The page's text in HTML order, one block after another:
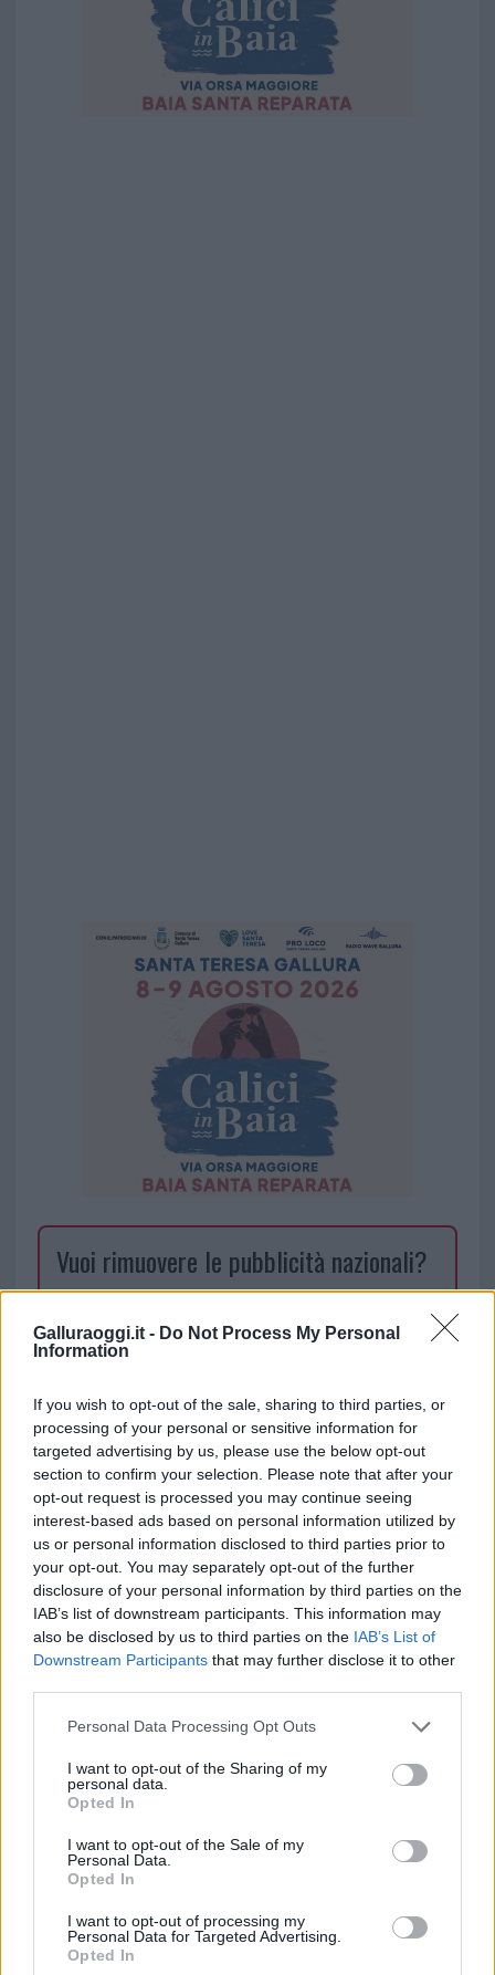
Galluraoggi.it - Do Not Process My Personal
Information
If you wish to opt-out of the sale, sharing to third parties, or
processing of your personal or sensitive information for
targeted advertising by us, please use the below opt-out
section to confirm your selection. Please note that after your
opt-out request is processed you may continue seeing
interest-based ads based on personal information utilized by
us or personal information disclosed to third parties prior to
your opt-out. You may separately opt-out of the further
disclosure of your personal information by third parties on the
IAB’s list of downstream participants. This information may
also be disclosed by us to third parties on the IAB’s List of
Downstream Participants that may further disclose it to other
Please note that this website/app uses one or more Google
not limited to your visit or usage behaviour. You may click to
grant or deny consent to Google and its third-party tags to
use your data for below specified purposes in below Google
consent section.
Personal Data Processing Opt Outs
I want to opt-out of the Sharing of my
personal data.
Opted In
I want to opt-out of the Sale of my
Personal Data.
Opted In
I want to opt-out of processing my
Personal Data for Targeted Advertising.
Opted In
Vuoi rimuovere le pubblicità nazionali?
cliccandoqui
Sei già abbonato?
Puoi effettuare l'accesso andando nella
sezioneLogindal menù del sito o
cliccandoqui
TEMI: Comune Di Olbia Scuole Olbia
Notizie in tempo reale?
i tuoi video e le tue foto
Su WhatsApp al numero +39